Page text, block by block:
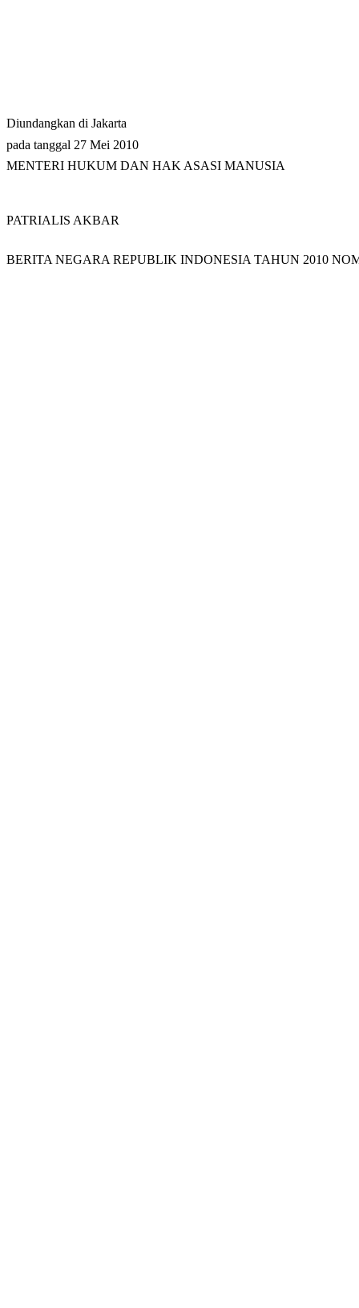
Diundangkan di Jakarta
pada tanggal 27 Mei 2010
MENTERI HUKUM DAN HAK ASASI MANUSIA
PATRIALIS AKBAR
BERITA NEGARA REPUBLIK INDONESIA TAHUN 2010